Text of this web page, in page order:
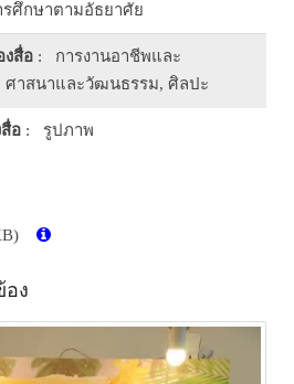
ศึกษาตามอัธยาศัย
งสื่อ : การงานอาชีพและ
ศาสนาและวัฒนธรรม, ศิลปะ
อ : รูปภาพ
ง